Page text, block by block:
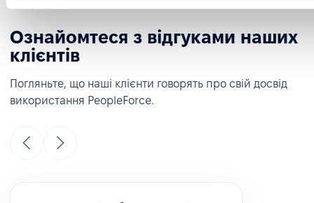
Ознайомтеся з відгуками наших
клієнтів
Погляньте, що наші клієнти говорять про свій досвід
використання PeopleForce.